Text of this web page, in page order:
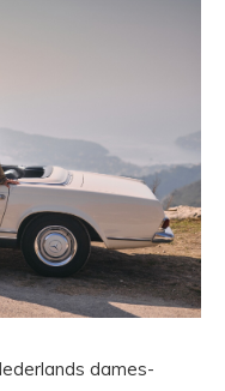
dames-